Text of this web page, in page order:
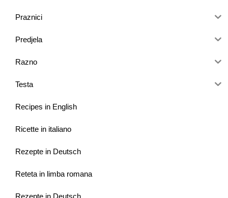
Praznici
Predjela
Razno
Testa
Recipes in English
Ricette in italiano
Rezepte in Deutsch
Reteta in limba romana